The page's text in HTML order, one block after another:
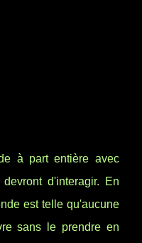
à part entière avec
d'interagir. En
est telle qu'aucune
sans le prendre en